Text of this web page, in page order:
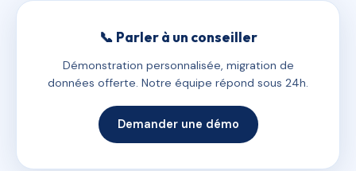
📞 Parler à un conseiller
Démonstration personnalisée, migration de
données offerte. Notre équipe répond sous 24h.
Demander une démo